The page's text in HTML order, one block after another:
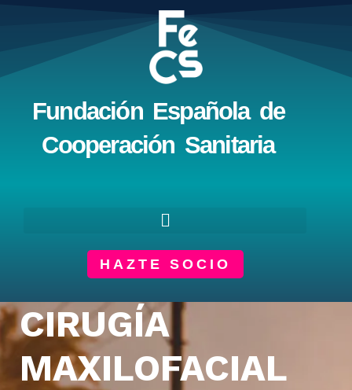
Fundación Española de
Cooperación Sanitaria
HAZTE SOCIO
CIRUGÍA
MAXILOFACIAL